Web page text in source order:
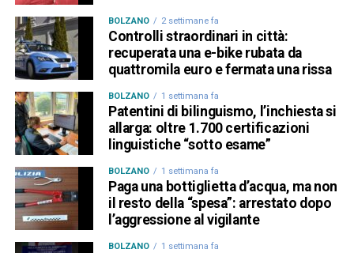
BOLZANO 2 settimane fa
Controlli straordinari in città:
recuperata una e-bike rubata da
quattromila euro e fermata una rissa
BOLZANO 1 settimana fa
Patentini di bilinguismo, l’inchiesta si
allarga: oltre 1.700 certificazioni
linguistiche “sotto esame”
BOLZANO 1 settimana fa
Paga una bottiglietta d’acqua, ma non
il resto della “spesa”: arrestato dopo
l’aggressione al vigilante
BOLZANO 1 settimana fa